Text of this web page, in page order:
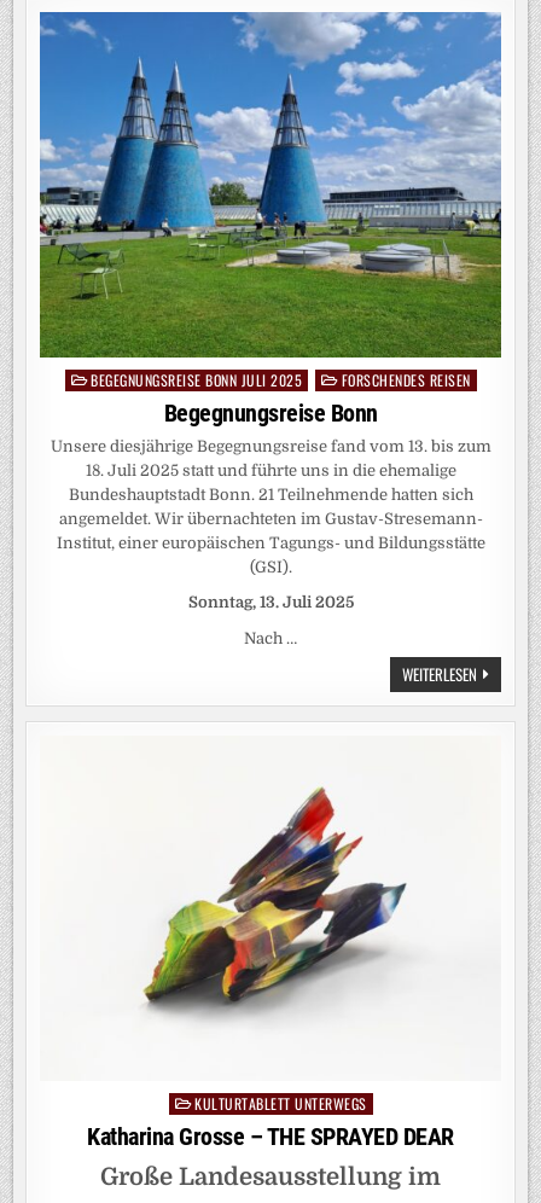
UND
DAS
MÄDCHEN“
PostedBEGEGNUNGSREISE BONN JULI 2025 FORSCHENDES REISEN
Begegnungsreise Bonn
Unsere diesjährige Begegnungsreise fand vom 13. bis zum
18. Juli 2025 statt und führte uns in die ehemalige
Bundeshauptstadt Bonn. 21 Teilnehmende hatten sich
angemeldet. Wir übernachteten im Gustav-Stresemann-
Institut, einer europäischen Tagungs- und Bildungsstätte
(GSI).
Sonntag, 13. Juli 2025
Nach …
WEITERLESEN
BONN
Posted
in
KULTURTABLETT UNTERWEGS
Katharina Grosse – THE SPRAYED DEAR
Große Landesausstellung im